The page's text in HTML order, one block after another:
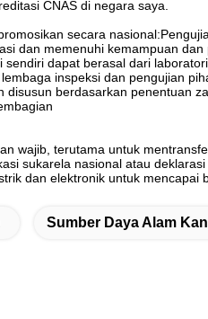
CNAS di negara saya.
secara
dan memenuhi kemampuan dan
dapat berasal dari
inspeksi dan pengujian
disusun berdasarkan penentuan
wajib, terutama untuk
sukarela nasional atau
dan elektronik untuk mencapai
Sumber Daya Alam